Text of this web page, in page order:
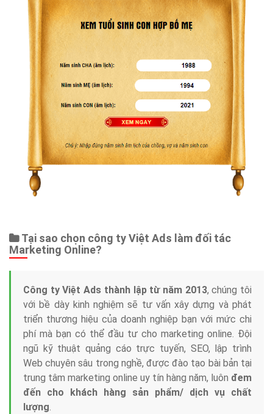
Tại sao chọn công ty Việt Ads làm đối tác
Marketing Online?
Công ty Việt Ads thành lập từ năm 2013, chúng tôi
với bề dày kinh nghiệm sẽ tư vấn xây dựng và phát
triển thương hiệu của doanh nghiệp bạn với mức chi
phí mà bạn có thể đầu tư cho marketing online. Đội
ngũ kỹ thuật quảng cáo trực tuyến, SEO, lập trình
Web chuyên sâu trong nghề, được đào tạo bài bản tại
trung tâm marketing online uy tín hàng năm, luôn đem
đến cho khách hàng sản phẩm/ dịch vụ chất
lượng.